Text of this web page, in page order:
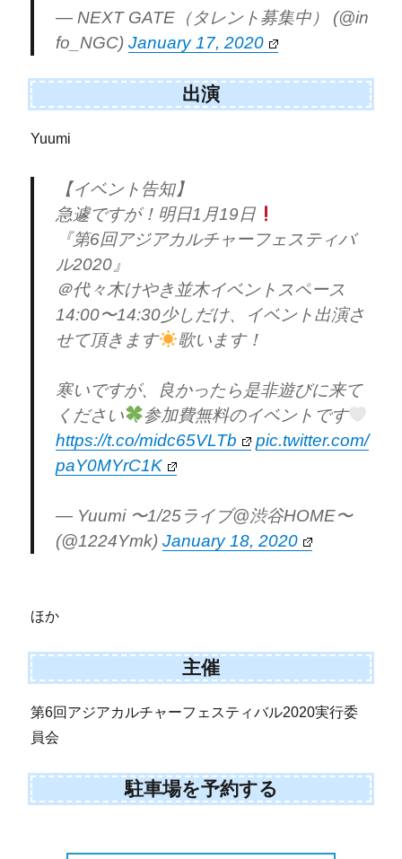
— NEXT GATE（タレント募集中） (@in
fo_NGC)January 17, 2020
出演
Yuumi
【イベント告知】
急遽ですが！明日1月19日
『第6回アジアカルチャーフェスティバ
ル2020』
＠代々木けやき並木イベントスペース
14:00〜14:30少しだけ、イベント出演さ
せて頂きます
歌います！
寒いですが、良かったら是非遊びに来て
ください
参加費無料のイベントです
https://t.co/midc65VLTb
pic.twitter.com/
paY0MYrC1K
— Yuumi 〜1/25ライブ@渋谷HOME〜
(@1224Ymk)January 18, 2020
ほか
主催
第6回アジアカルチャーフェスティバル2020実行委
員会
駐車場を予約する